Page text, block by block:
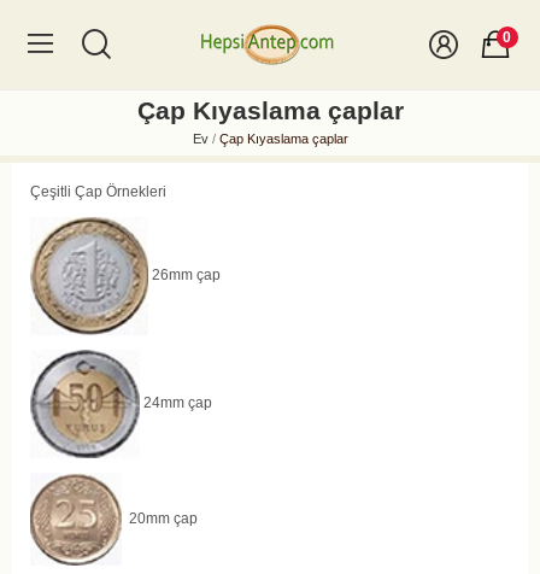
0
Çap Kıyaslama çaplar
Ev Çap Kıyaslama çaplar
Çeşitli Çap Örnekleri
26mm çap
24mm çap
20mm çap